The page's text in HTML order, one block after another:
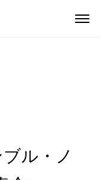
ル・ノ